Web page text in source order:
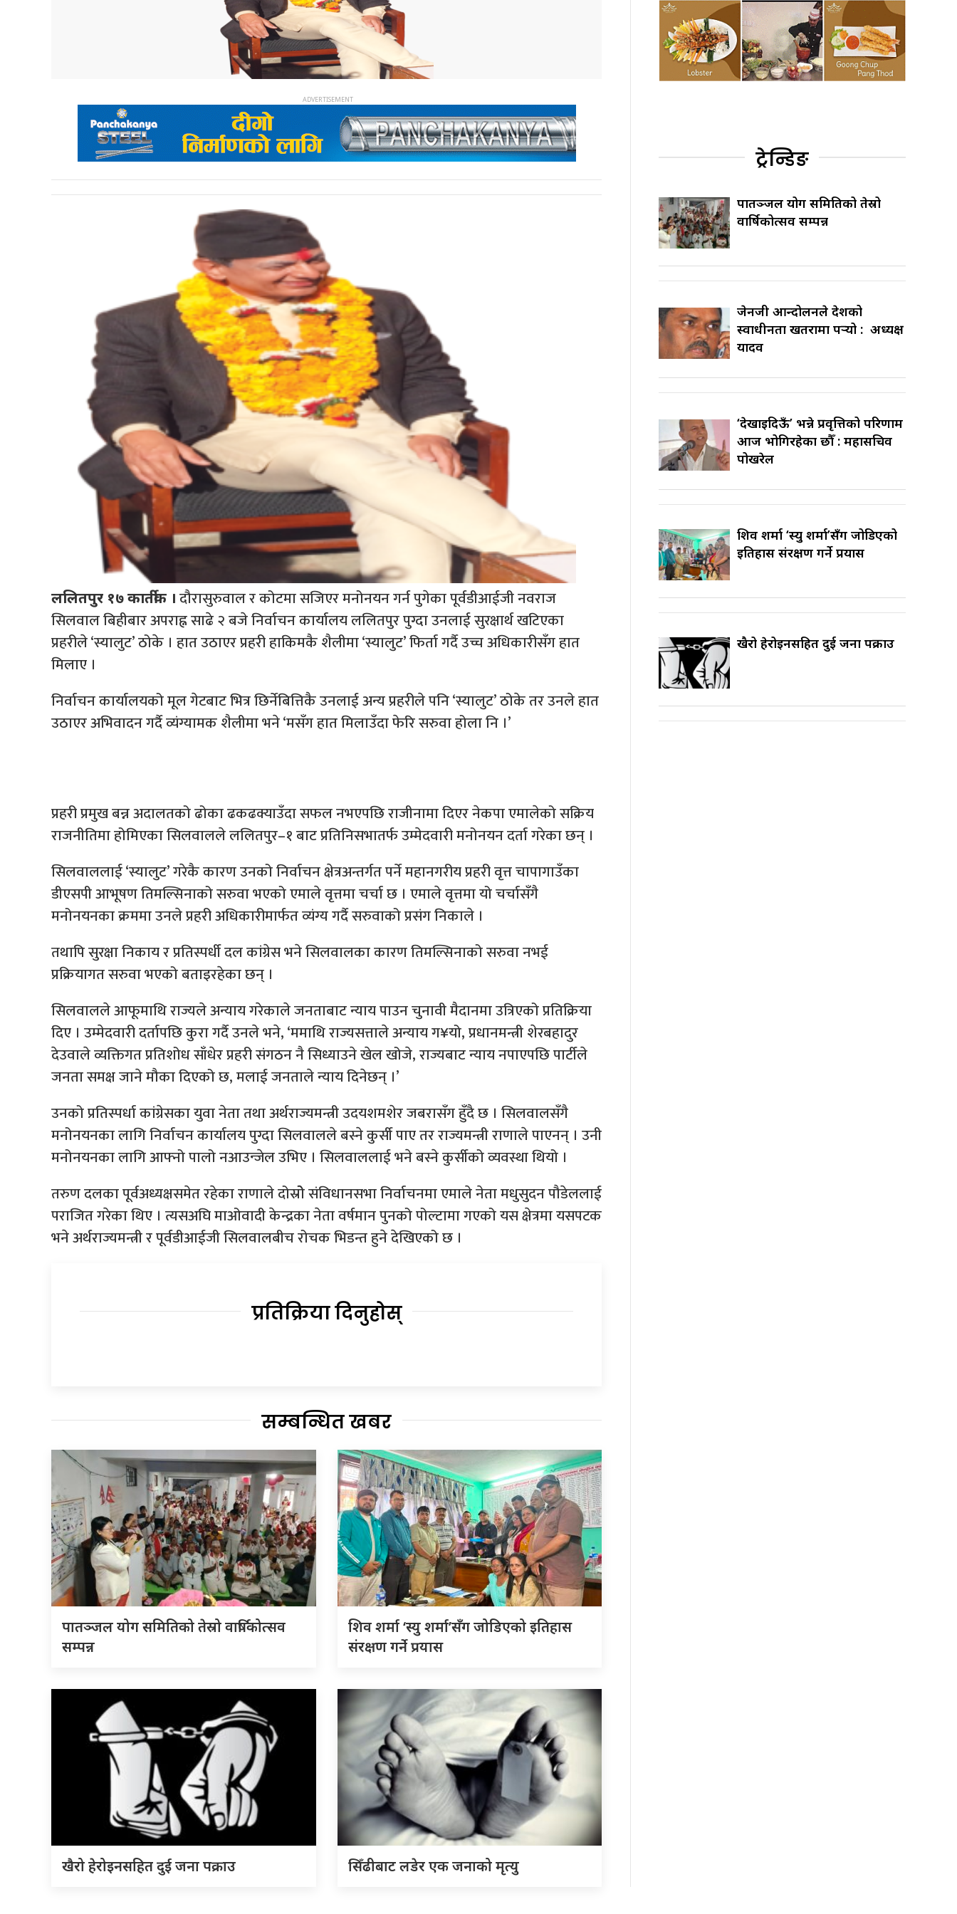
ललितपुर १७ कार्तीक । दौरासुरुवाल र कोटमा सजिएर मनोनयन गर्न पुगेका पूर्वडीआईजी नवराज
सिलवाल बिहीबार अपराह्न साढे २ बजे निर्वाचन कार्यालय ललितपुर पुग्दा उनलाई सुरक्षार्थ खटिएका
प्रहरीले ‘स्यालुट’ ठोके । हात उठाएर प्रहरी हाकिमकै शैलीमा ‘स्यालुट’ फिर्ता गर्दै उच्च अधिकारीसँग हात
मिलाए ।
निर्वाचन कार्यालयको मूल गेटबाट भित्र छिर्नेबित्तिकै उनलाई अन्य प्रहरीले पनि ‘स्यालुट’ ठोके तर उनले हात
उठाएर अभिवादन गर्दै व्यंग्यामक शैलीमा भने ‘मसँग हात मिलाउँदा फेरि सरुवा होला नि ।’
प्रहरी प्रमुख बन्न अदालतको ढोका ढकढक्याउँदा सफल नभएपछि राजीनामा दिएर नेकपा एमालेको सक्रिय
राजनीतिमा होमिएका सिलवालले ललितपुर–१ बाट प्रतिनिसभातर्फ उम्मेदवारी मनोनयन दर्ता गरेका छन् ।
सिलवाललाई ‘स्यालुट’ गरेकै कारण उनको निर्वाचन क्षेत्रअन्तर्गत पर्ने महानगरीय प्रहरी वृत्त चापागाउँका
डीएसपी आभूषण तिमल्सिनाको सरुवा भएको एमाले वृत्तमा चर्चा छ । एमाले वृत्तमा यो चर्चासँगै
मनोनयनका क्रममा उनले प्रहरी अधिकारीमार्फत व्यंग्य गर्दै सरुवाको प्रसंग निकाले ।
तथापि सुरक्षा निकाय र प्रतिस्पर्धी दल कांग्रेस भने सिलवालका कारण तिमल्सिनाको सरुवा नभई
प्रक्रियागत सरुवा भएको बताइरहेका छन् ।
सिलवालले आफूमाथि राज्यले अन्याय गरेकाले जनताबाट न्याय पाउन चुनावी मैदानमा उत्रिएको प्रतिक्रिया
दिए । उम्मेदवारी दर्तापछि कुरा गर्दै उनले भने, ‘ममाथि राज्यसत्ताले अन्याय ग¥यो, प्रधानमन्त्री शेरबहादुर
देउवाले व्यक्तिगत प्रतिशोध साँधेर प्रहरी संगठन नै सिध्याउने खेल खोजे, राज्यबाट न्याय नपाएपछि पार्टीले
जनता समक्ष जाने मौका दिएको छ, मलाई जनताले न्याय दिनेछन् ।’
उनको प्रतिस्पर्धा कांग्रेसका युवा नेता तथा अर्थराज्यमन्त्री उदयशमशेर जबरासँग हुँदै छ । सिलवालसँगै
मनोनयनका लागि निर्वाचन कार्यालय पुग्दा सिलवालले बस्ने कुर्सी पाए तर राज्यमन्त्री राणाले पाएनन् । उनी
मनोनयनका लागि आफ्नो पालो नआउन्जेल उभिए । सिलवाललाई भने बस्ने कुर्सीको व्यवस्था थियो ।
तरुण दलका पूर्वअध्यक्षसमेत रहेका राणाले दोस्रोे संविधानसभा निर्वाचनमा एमाले नेता मधुसुदन पौडेललाई
पराजित गरेका थिए । त्यसअघि माओवादी केन्द्रका नेता वर्षमान पुनको पोल्टामा गएको यस क्षेत्रमा यसपटक
भने अर्थराज्यमन्त्री र पूर्वडीआईजी सिलवालबीच रोचक भिडन्त हुने देखिएको छ ।
प्रतिक्रिया दिनुहोस्
सम्बन्धित खबर
पातञ्जल योग समितिको तेस्रो वार्षिकोत्सव
सम्पन्न
शिव शर्मा ‘स्यु शर्मा’सँग जोडिएको इतिहास
संरक्षण गर्ने प्रयास
खैरो हेरोइनसहित दुई जना पक्राउ सिँढीबाट लडेर एक जनाको मृत्यु
ट्रेन्डिङ
पातञ्जल योग समितिको तेस्रो
वार्षिकोत्सव सम्पन्न
जेनजी आन्दोलनले देशको
स्वाधीनता खतरामा पर्‍यो : अध्यक्ष
यादव
‘देखाइदिऊँ’ भन्ने प्रवृत्तिको परिणाम
आज भोगिरहेका छौँ : महासचिव
पोखरेल
शिव शर्मा ‘स्यु शर्मा’सँग जोडिएको
इतिहास संरक्षण गर्ने प्रयास
खैरो हेरोइनसहित दुई जना पक्राउ